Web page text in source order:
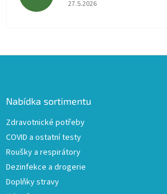
27.5.2026
Nabídka sortimentu
Zdravotnické potřeby
COVID a ostatní testy
Roušky a respirátory
Dezinfekce a drogerie
Doplňky stravy